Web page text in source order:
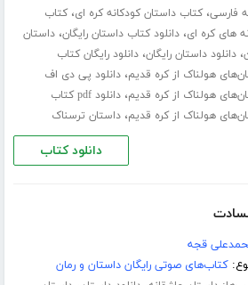
فارسی،کتاب داستان کودکانه کره ای،کتاب
های کره ای،دانلود کتاب داستان رایگان،داستان
،دانلود داستان رایگان،دانلود رایگان کتاب
هولناک از کره قدیم،دانلود پی دی اف
هولناک از کره قدیم،
دانلود pdf کتاب
هولناک از کره قدیم،داستان ترسناک
دانلود کتاب
قجه
کتاب‌های صوتی رایگان داستان و رمان